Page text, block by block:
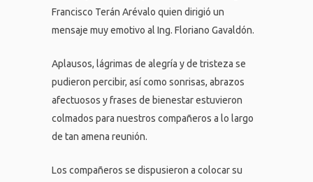
Francisco Terán Arévalo quien dirigió un
mensaje muy emotivo al Ing. Floriano Gavaldón.
Aplausos, lágrimas de alegría y de tristeza se
pudieron percibir, así como sonrisas, abrazos
afectuosos y frases de bienestar estuvieron
colmados para nuestros compañeros a lo largo
de tan amena reunión.
Los compañeros se dispusieron a colocar su